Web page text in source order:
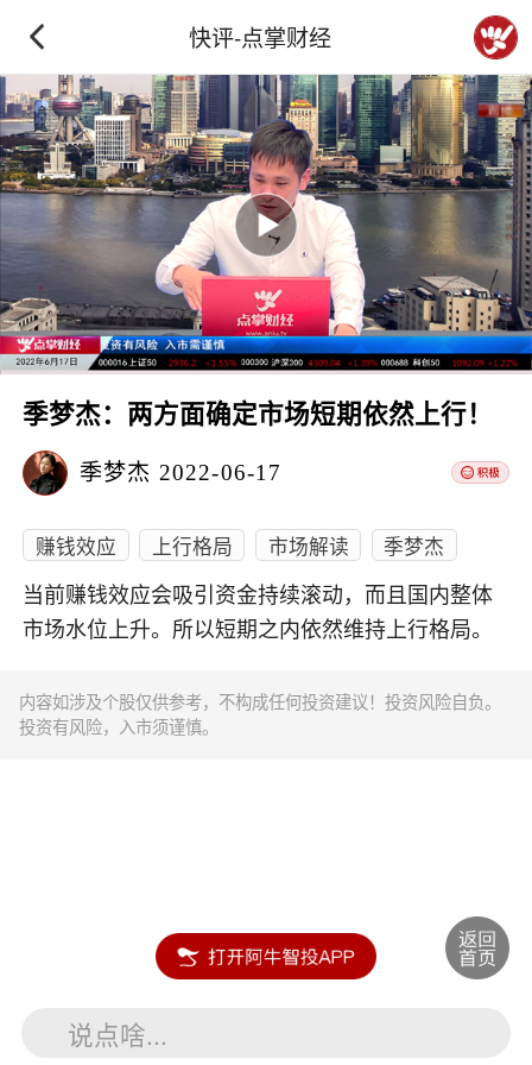
快评-点掌财经
季梦杰：两方面确定市场短期依然上行！
季梦杰 2022-06-17
赚钱效应 上行格局 市场解读 季梦杰
当前赚钱效应会吸引资金持续滚动，而且国内整体
市场水位上升。所以短期之内依然维持上行格局。
内容如涉及个股仅供参考，不构成任何投资建议！投资风险自负。
投资有风险，入市须谨慎。
说点啥...